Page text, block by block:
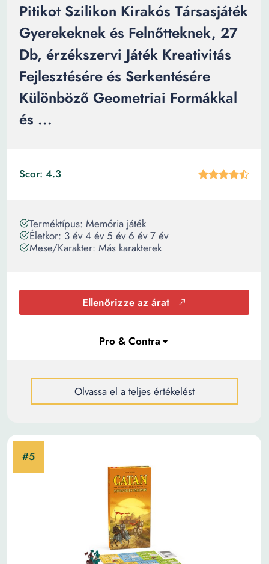
Pitikot Szilikon Kirakós Társasjáték
Gyerekeknek és Felnőtteknek, 27
Db, érzékszervi Játék Kreativitás
Fejlesztésére és Serkentésére
Különböző Geometriai Formákkal
és ...
Scor: 4.3
Terméktípus: Memória játék
Életkor: 3 év 4 év 5 év 6 év 7 év
Mese/Karakter: Más karakterek
Ellenőrizze az árat
Olvassa el a teljes értékelést